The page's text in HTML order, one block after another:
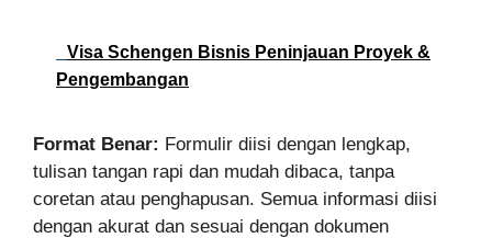
Visa Schengen Bisnis Peninjauan Proyek &
Pengembangan
Format Benar: Formulir diisi dengan lengkap,
tulisan tangan rapi dan mudah dibaca, tanpa
coretan atau penghapusan. Semua informasi diisi
dengan akurat dan sesuai dengan dokumen